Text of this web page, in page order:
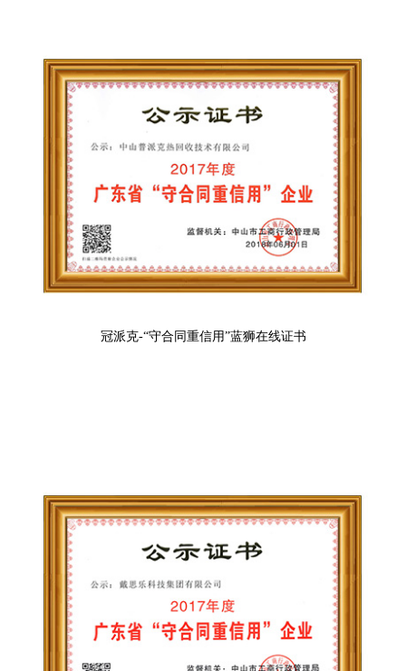
冠派克-“守合同重信用”蓝狮在线证书